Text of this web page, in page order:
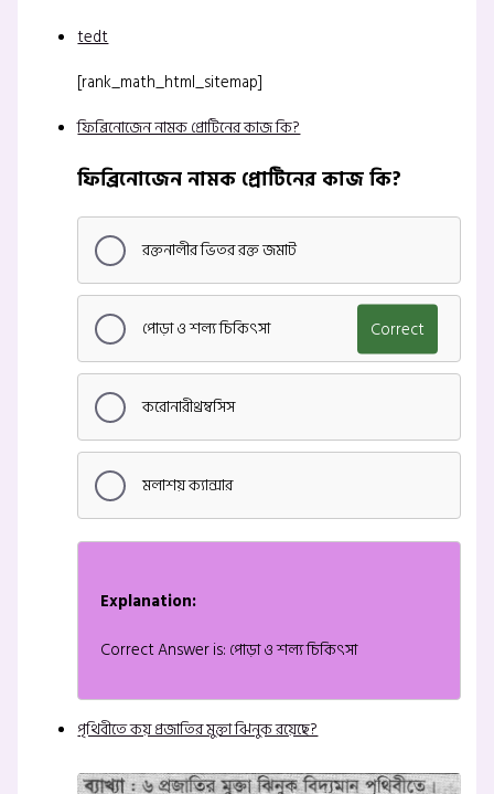
tedt
[rank_math_html_sitemap]
ফিব্রিনোজেন নামক প্রোটিনের কাজ কি?
ফিব্রিনোজেন নামক প্রোটিনের কাজ কি?
রক্তনালীর ভিতর রক্ত জমাট
পোড়া ও শল্য চিকিৎসা Correct
করোনারীথ্রম্বসিস
মলাশয় ক্যান্সার
Explanation:
Correct Answer is: পোড়া ও শল্য চিকিৎসা
পৃথিবীতে কয় প্রজাতির মুক্তা ঝিনুক রয়েছে?